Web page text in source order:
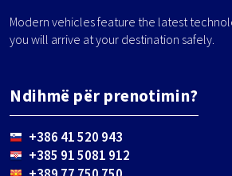
Modern vehicles feature the latest
you will arrive at your destination safely.
Ndihmë për prenotimin?
+386 41 520 943
+385 91 5081 912